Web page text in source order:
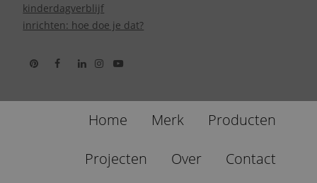
kinderdagverblijf
inrichten: hoe doe je dat?
Home Merk Producten
Projecten Over Contact